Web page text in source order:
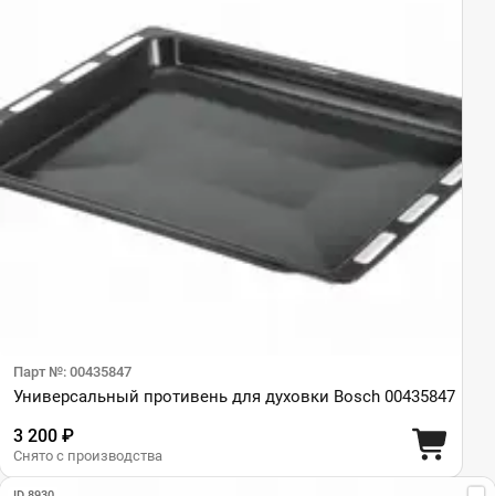
Парт №: 00435847
Универсальный противень для духовки Bosch 00435847
3 200 ₽
Снято с производства